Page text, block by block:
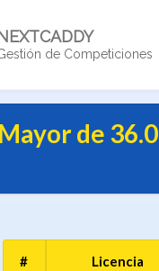
de Competiciones
de 36.0
# Licencia